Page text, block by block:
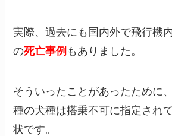
実際、過去にも国内外で飛行機
の死亡事例 もありました。
そういったことがあったために
種の犬種は搭乗不可に指定され
状です。